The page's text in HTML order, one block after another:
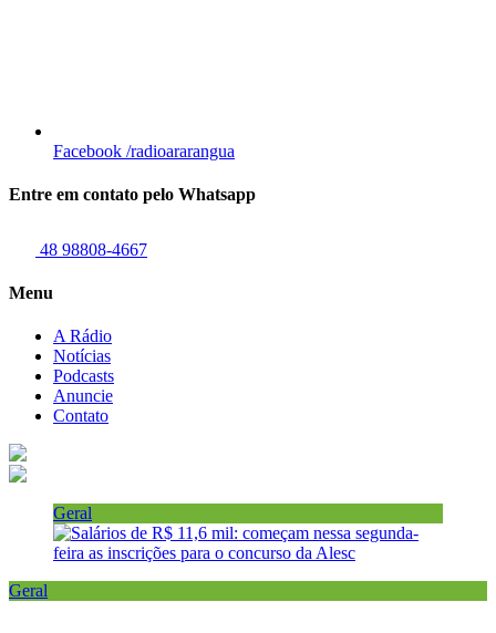
Facebook /radioararangua
Entre em contato pelo Whatsapp
48 98808-4667
Menu
A Rádio
Notícias
Podcasts
Anuncie
Contato
Geral
Geral